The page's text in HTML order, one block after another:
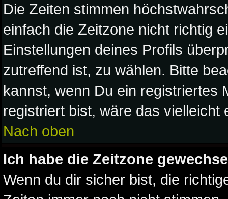
Die Zeiten stimmen
einfach die Zeitzone nicht richtig
Einstellungen deines Profils
zutreffend ist, zu wählen. Bitte
kannst, wenn Du ein registriertes
registriert bist, wäre das vielleicht
Nach oben
Ich habe die Zeitzone
Wenn du dir sicher bist, die